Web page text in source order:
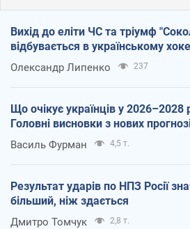
Вихід до еліти ЧС та тріумф
відбувається в українському
Олександр Липенко 237
Що очікує українців у 2026–2028
Головні висновки з нових
Василь Фурман 4,5 т.
Результат ударів по НПЗ Росії
більший, ніж здається
Дмитро Томчук 2,8 т.